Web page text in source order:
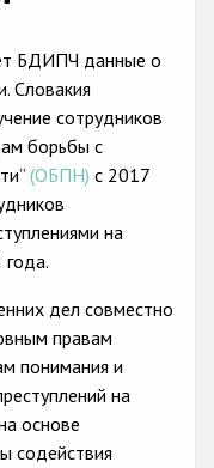
or belief
БДИПЧ данные о
Словакия
сотрудников
борьбы с
(ОБПН) с 2017
на
дел совместно
правам
понимания и
на
основе
содействия